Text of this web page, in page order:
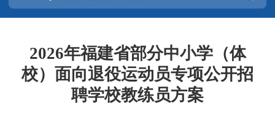
2026年福建省部分中小学（体
校）面向退役运动员专项公开招
聘学校教练员方案